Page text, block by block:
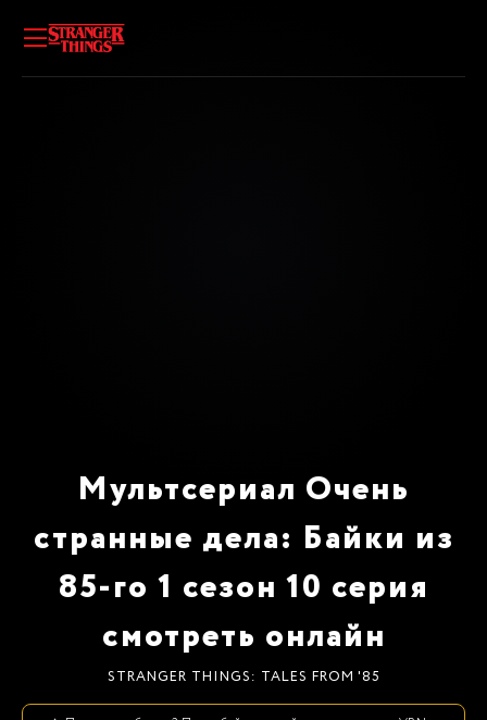
Мультсериал Очень
странные дела: Байки из
85-го 1 сезон 10 серия
смотреть онлайн
STRANGER THINGS: TALES FROM '85